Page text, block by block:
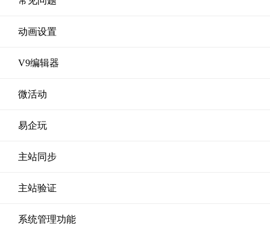
动画设置
V9编辑器
微活动
易企玩
主站同步
主站验证
系统管理功能